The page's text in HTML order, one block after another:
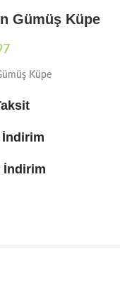
Gümüş Küpe
Küpe
İndirim
İndirim